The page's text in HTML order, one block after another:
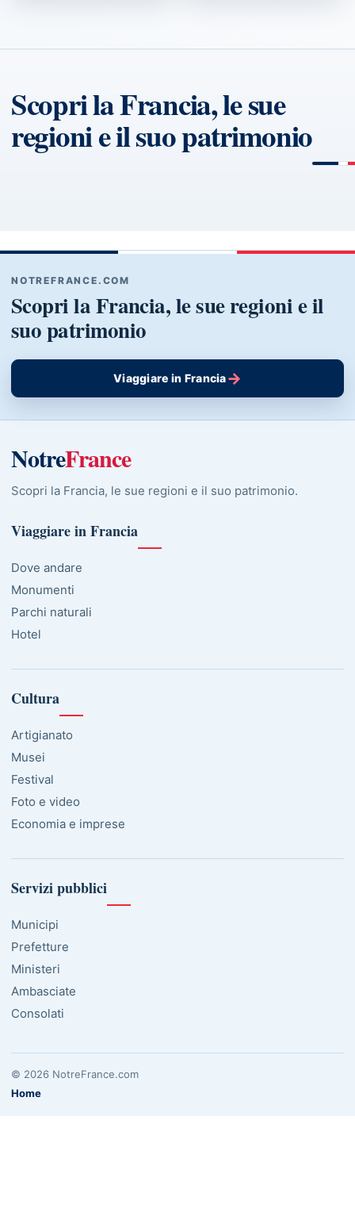
Scopri la Francia, le sue
regioni e il suo patrimonio
NOTREFRANCE.COM
Scopri la Francia, le sue regioni e il
suo patrimonio
Viaggiare in Francia→
NotreFrance
Scopri la Francia, le sue regioni e il suo patrimonio.
Viaggiare in Francia
Dove andare
Monumenti
Parchi naturali
Hotel
Cultura
Artigianato
Musei
Festival
Foto e video
Economia e imprese
Servizi pubblici
Municipi
Prefetture
Ministeri
Ambasciate
Consolati
© 2026 NotreFrance.com
Home